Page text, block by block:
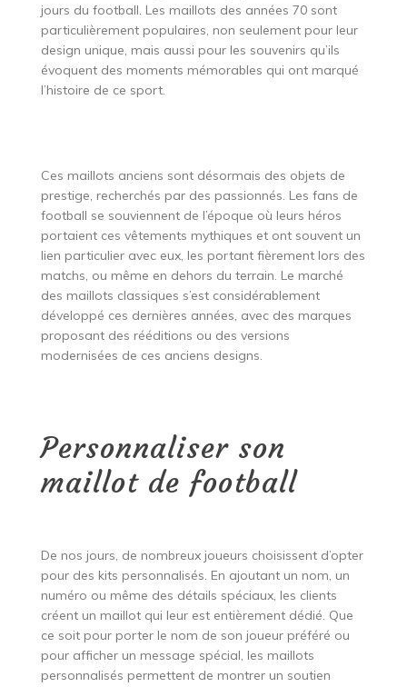
jours du football. Les maillots des années 70 sont
particulièrement populaires, non seulement pour leur
design unique, mais aussi pour les souvenirs qu’ils
évoquent des moments mémorables qui ont marqué
l’histoire de ce sport.
Ces maillots anciens sont désormais des objets de
prestige, recherchés par des passionnés. Les fans de
football se souviennent de l’époque où leurs héros
portaient ces vêtements mythiques et ont souvent un
lien particulier avec eux, les portant fièrement lors des
matchs, ou même en dehors du terrain. Le marché
des maillots classiques s’est considérablement
développé ces dernières années, avec des marques
proposant des rééditions ou des versions
modernisées de ces anciens designs.
Personnaliser son
maillot de football
De nos jours, de nombreux joueurs choisissent d’opter
pour des kits personnalisés. En ajoutant un nom, un
numéro ou même des détails spéciaux, les clients
créent un maillot qui leur est entièrement dédié. Que
ce soit pour porter le nom de son joueur préféré ou
pour afficher un message spécial, les maillots
personnalisés permettent de montrer un soutien